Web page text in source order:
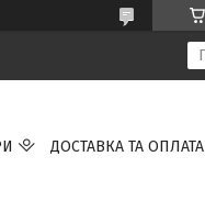
ДОСТАВКА ТА ОПЛАТА